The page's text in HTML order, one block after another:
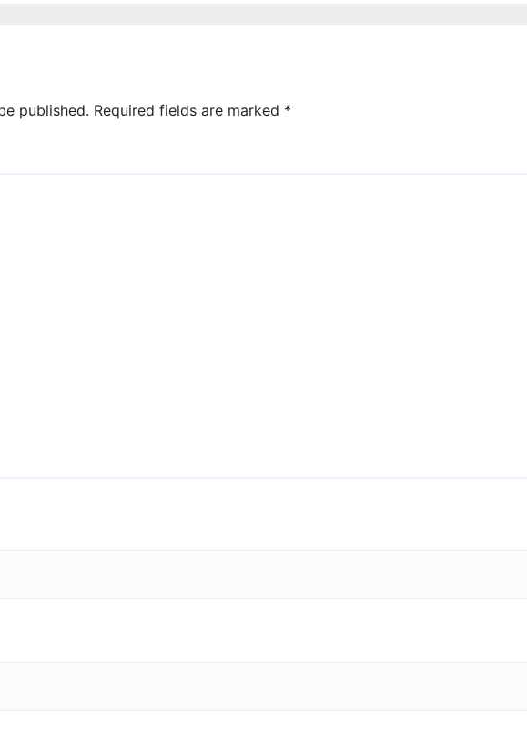
published. Required fields are marked *